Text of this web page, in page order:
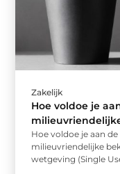
Zakelijk
Hoe voldoe je
Hoe voldoe je aan
milieuvriendelijke
wetgeving (Single